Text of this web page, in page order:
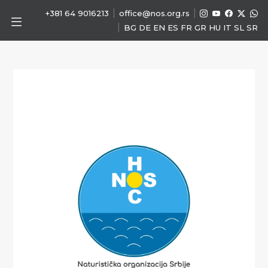
+381 64 9016213 office@nos.org.rs
BG DE EN ES FR GR HU IT SL SR